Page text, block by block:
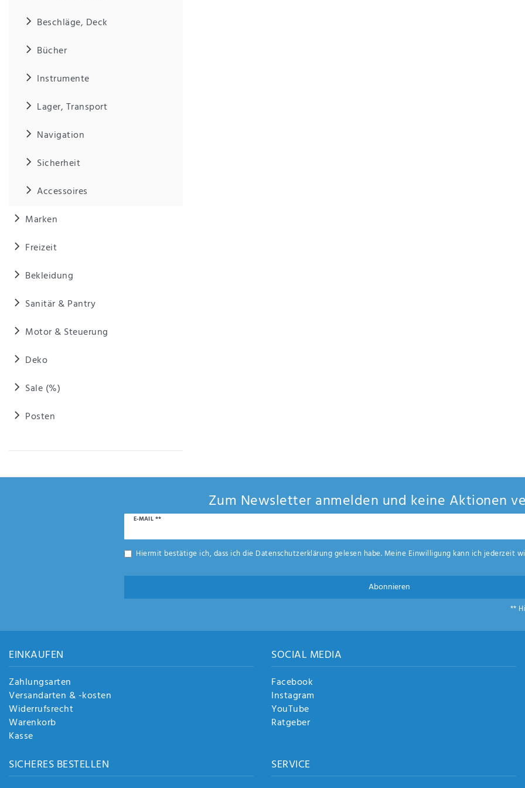
Beschläge, Deck
Bücher
Instrumente
Lager, Transport
Navigation
Sicherheit
Accessoires
Marken
Freizeit
Bekleidung
Sanitär & Pantry
Motor & Steuerung
Deko
Sale (%)
Posten
IHRE E-MAIL ADRESSE
Hiermit
bestätige
ich, dass
Daten­
erklärung
habe.
Anf
rag
sen
n
Zum Newsletter anmelden und keine Aktionen
E-MAIL **
Newsletter
Hiermit bestätige ich, dass ich die Daten­schutz­erklärunggelesen habe. Meine Einwilligung kann ich jederzeit
Abonnieren
**
EINKAUFEN
Zahlungsarten
Versandarten & -kosten
Widerrufsrecht
Warenkorb
Kasse
SICHERES BESTELLEN
SOCIAL MEDIA
Facebook
Instagram
YouTube
Ratgeber
SERVICE